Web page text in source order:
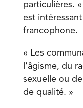
particulières.
est
francophone.
« Les
l’âgisme, du
sexuelle ou
de qualité. »